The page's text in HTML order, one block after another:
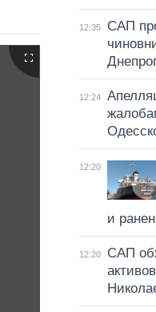
12:35
САП
12:24
12:20
и
12:20
САП